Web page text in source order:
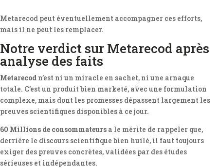
Metarecod peut éventuellement accompagner ces efforts,
mais il ne peut les remplacer.
Notre verdict sur Metarecod après
analyse des faits
Metarecod n’est ni un miracle en sachet, ni une arnaque
totale. C’est un produit bien marketé, avec une formulation
complexe, mais dont les promesses dépassent largement les
preuves scientifiques disponibles à ce jour.
60 Millions de consommateurs a le mérite de rappeler que,
derrière le discours scientifique bien huilé, il faut toujours
exiger des preuves concrètes, validées par des études
sérieuses et indépendantes.